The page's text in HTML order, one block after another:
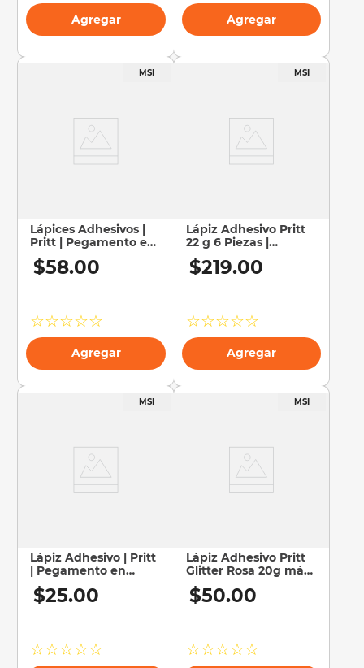
Agregar Agregar
Lápices Adhesivos |
Pritt | Pegamento en
Barra | 11 g | 3 Piezas
$58.00
☆☆☆☆☆
Agregar
Lápiz Adhesivo Pritt
22 g 6 Piezas |
Pegamento en Barra
Escolar Alto
$219.00
☆☆☆☆☆
Agregar
Lápiz Adhesivo | Pritt
| Pegamento en
Barra | 11 g
$25.00
☆☆☆☆☆
Lápiz Adhesivo Pritt
Glitter Rosa 20g más
Pritt Fun Colors Verde
de 20g 2pzs
$50.00
☆☆☆☆☆